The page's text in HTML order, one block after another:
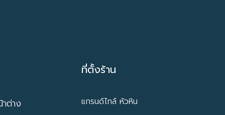
ต่าง
ที่ตั้งร้าน
แกรนด์ไทล์ หัวหิน